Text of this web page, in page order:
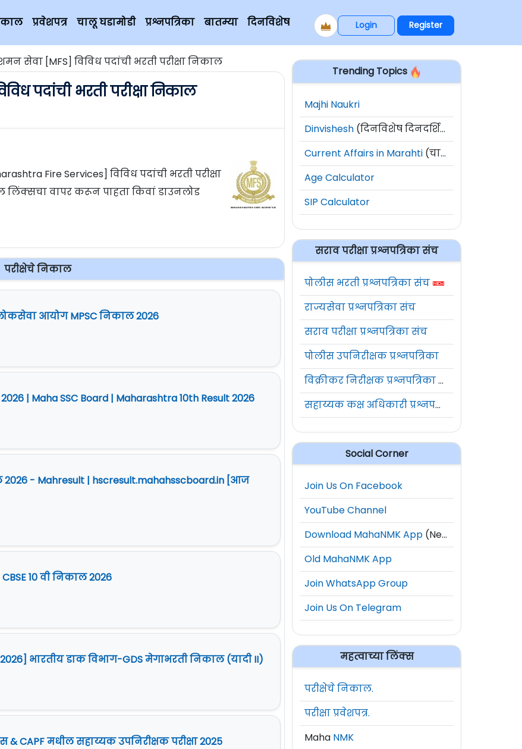
प्रवेशपत्र चालू घडामोडी प्रश्नपत्रिका बातम्या दिनविशेष Login Register
सेवा [MFS] विविध पदांची भरती परीक्षा निकाल
पदांची भरती परीक्षा निकाल
Fire Services] विविध पदांची भरती परीक्षा
वापर करून पाहता किवां डाउनलोड
परीक्षेचे निकाल
लोकसेवा आयोग MPSC निकाल 2026
2026 | Maha SSC Board | Maharashtra 10th Result 2026
2026 - Mahresult | hscresult.mahahsscboard.in [आज
10 वी निकाल 2026
2026] भारतीय डाक विभाग-GDS मेगाभरती निकाल (यादी II)
& CAPF मधील सहाय्यक उपनिरीक्षक परीक्षा 2025
Trending Topics
Majhi Naukri
Dinvishesh (दिनविशेष दिनदर्शिका)
Current Affairs in Marahti (चालू घडामोडी)
Age Calculator
SIP Calculator
सराव परीक्षा प्रश्नपत्रिका संच
पोलीस भरती प्रश्नपत्रिका संच
राज्यसेवा प्रश्नपत्रिका संच
सराव परीक्षा प्रश्नपत्रिका संच
पोलीस उपनिरीक्षक प्रश्नपत्रिका
विक्रीकर निरीक्षक प्रश्नपत्रिका संच
सहाय्यक कक्ष अधिकारी प्रश्नपत्रिका संच
Social Corner
Join Us On Facebook
YouTube Channel
Download MahaNMK App (New)
Old MahaNMK App
Join WhatsApp Group
Join Us On Telegram
महत्वाच्या लिंक्स
परीक्षेचे निकाल.
परीक्षा प्रवेशपत्र.
Maha NMK